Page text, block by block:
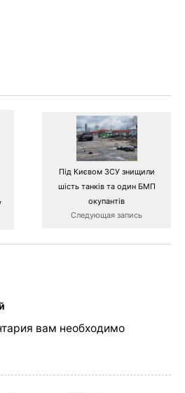
Під Києвом ЗСУ знищили
шість танків та один БМП
окупантів
Следующая запись
вам необходимо